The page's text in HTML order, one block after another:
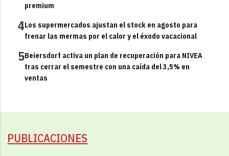
premium
4Los supermercados ajustan el stock en agosto para
frenar las mermas por el calor y el éxodo vacacional
5Beiersdorf activa un plan de recuperación para NIVEA
tras cerrar el semestre con una caída del 3,5% en
ventas
PUBLICACIONES